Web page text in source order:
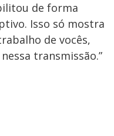
de forma
Isso só mostra
de vocês,
transmissão.”